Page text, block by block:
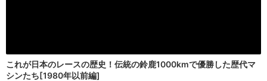
これが日本のレースの歴史！伝統の鈴鹿1000kmで優勝した歴代マ
シンたち[1980年以前編]